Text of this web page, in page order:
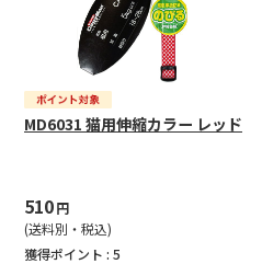
MD6031 猫用伸縮カラー レッド
510円
(送料別・税込)
獲得ポイント : 5